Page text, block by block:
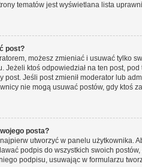
tematów jest wyświetlana lista
post?
możesz zmieniać i usuwać tylko
ktoś odpowiedział na ten post,
post. Jeśli post zmienił moderator lub
nie mogą usuwać postów, gdy ktoś
posta?
utworzyć w panelu użytkownika.
podpis do wszystkich swoich
podpisu, usuwając w formularzu